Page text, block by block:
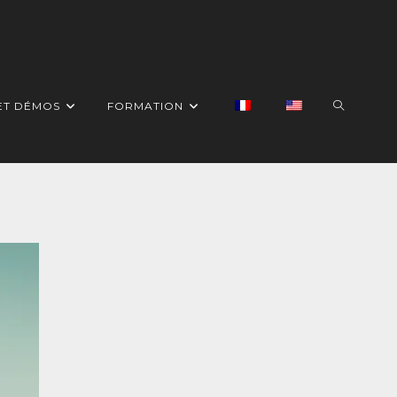
DÉMOS FORMATION